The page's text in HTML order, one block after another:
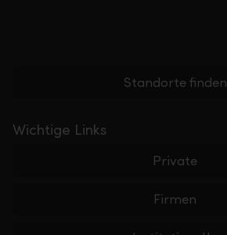
Standorte finden
Wichtige Links
Private
Firmen